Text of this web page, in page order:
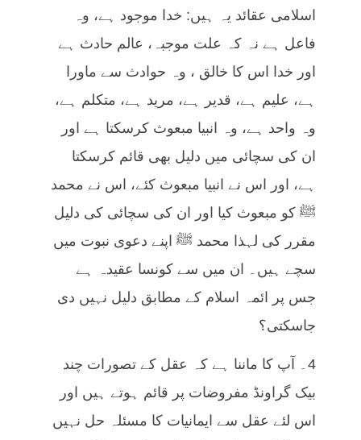
اسلامی عقائد یہ ہیں: خدا موجود ہے، وہ
فاعل ہے نہ کہ علت موجبہ، عالم حادث ہے
اور خدا اس کا خالق ، وہ حوادث سے ماورا
ہے، علیم ہے، قدیر ہے، مرید ہے، متکلم ہے،
وہ واحد ہے، وہ انبیا مبعوث کرسکتا ہے اور
ان کی سچائی میں دلیل بھی قائم کرسکتا
ہے، اور اس نے انبیا مبعوث کئے، اس نے محمد
ﷺ کو مبعوث کیا اور ان کی سچائی کی دلیل
مقرر کی لہذا محمد ﷺ اپنے دعوی نبوت میں
سچے ہیں۔ ان میں سے کونسا عقیدہ ہے
جس پر ائمہ اسلام کے مطابق دلیل نہیں دی
جاسکتی؟
4۔ آپ کا ماننا ہے کہ عقل کے تصورات چند
بیک گراونڈ مفروضات پر قائم ہوتے ہیں اور
اس لئے عقل سے ایمانیات کا مسئلہ حل نہیں